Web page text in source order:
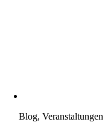
Blog, Veranstaltungen